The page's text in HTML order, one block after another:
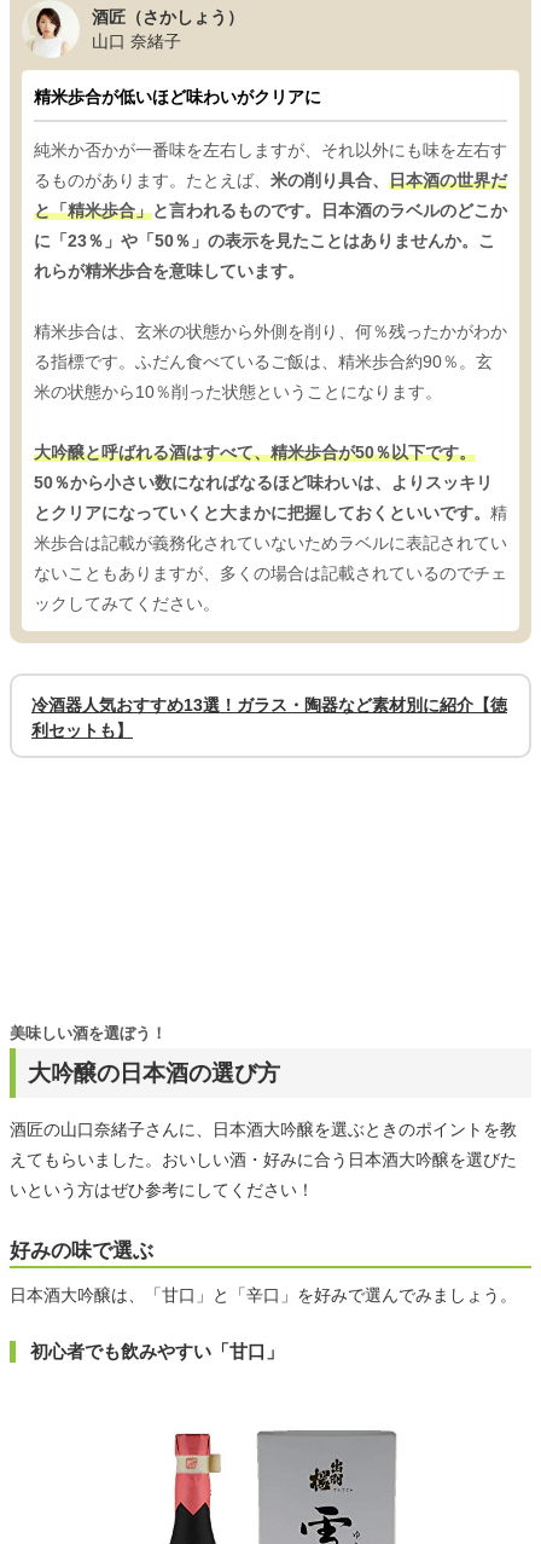
酒匠（さかしょう）
山口 奈緒子
精米歩合が低いほど味わいがクリアに
純米か否かが一番味を左右しますが、それ以外にも味を左右す
るものがあります。たとえば、 米の削り具合、 日本酒の世界だ
と「精米歩合」と言われるものです。日本酒のラベルのどこか
に「23％」や「50％」の表示を見たことはありませんか。こ
れらが精米歩合を意味しています。
精米歩合は、玄米の状態から外側を削り、何％残ったかがわか
る指標です。ふだん食べているご飯は、精米歩合約90％。玄
米の状態から10％削った状態ということになります。
大吟醸と呼ばれる酒はすべて、精米歩合が50％以下です。
50％から小さい数になればなるほど味わいは、よりスッキリ
とクリアになっていくと大まかに把握しておくといいです。 精
米歩合は記載が義務化されていないためラベルに表記されてい
ないこともありますが、多くの場合は記載されているのでチェ
ックしてみてください。
冷酒器人気おすすめ13選！ガラス・陶器など素材別に紹介【徳
利セットも】
大吟醸の日本酒の選び方
美味しい酒を選ぼう！
酒匠の山口奈緒子さんに、日本酒大吟醸を選ぶときのポイントを教
えてもらいました。おいしい酒・好みに合う日本酒大吟醸を選びた
いという方はぜひ参考にしてください！
好みの味で選ぶ
日本酒大吟醸は、「甘口」と「辛口」を好みで選んでみましょう。
初心者でも飲みやすい「甘口」